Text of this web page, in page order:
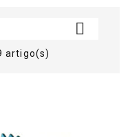

artigo(s)